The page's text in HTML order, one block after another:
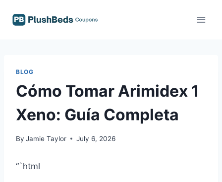
BLOG
Cómo Tomar Arimidex 1
Xeno: Guía Completa
By Jamie Taylor July 6, 2026
“`html